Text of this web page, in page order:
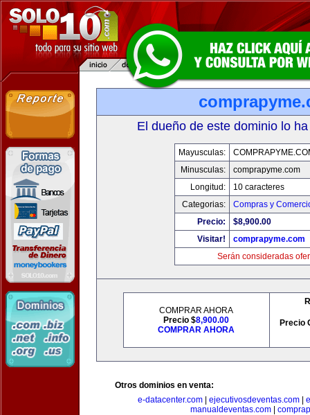
El dueño de este dominio lo
Mayusculas:
Minusculas:
comprapyme.com
Longitud:
10 caracteres
Categorias:
Compras y
Precio:
$8,900.00
Visitar!
comprapyme.com
Serán consideradas
COMPRAR AHORA
Precio $8,900.00
COMPRAR AHORA
Precio
Otros dominios en venta:
e-datacenter.com| ejecutivosdeventas.com|
manualdeventas.com|